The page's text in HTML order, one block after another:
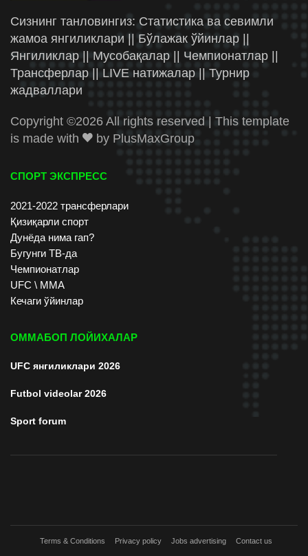
Сизнинг танловингиз: Статистика ва севимли
жамоа янгиликлари || Бўлажак ўйинлар ||
Янгиликлар || Мусобақалар || Чемпионатлар ||
Трансферлар || LIVE натижалар || Турнир
жадваллари
Copyright ©2026 All rights reserved | This template
is made with
by PlusMaxGroup
СПОРТ ЭКСПРЕСС
2021-2022 трансферлари
Қизиқарли спорт
Дунёда нима гап?
Бугунги ТВ-да
Чемпионатлар
UFC \ ММА
Кечаги ўйинлар
ОММАБОП ЛОЙИХАЛАР
UFC янгиликлари 2026
Futbol videolar 2026
Sport forum
Terms & Conditions Privacy policy Jobs advertising Contact us